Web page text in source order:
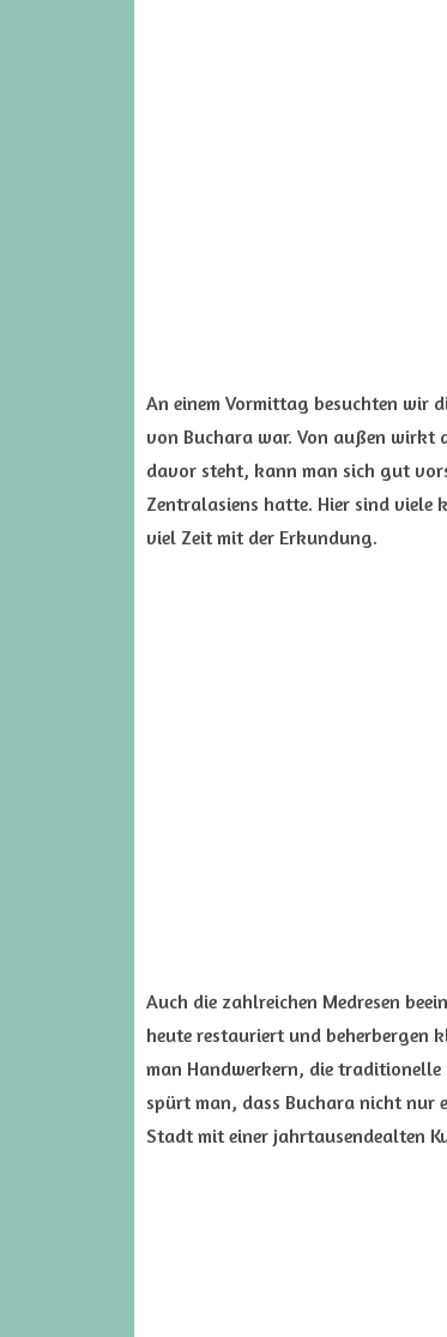
An einem Vormittag besuchten wir
von Buchara war. Von außen wirkt
davor steht, kann man sich gut
Zentralasiens hatte. Hier sind viele
viel Zeit mit der Erkundung.
Auch die zahlreichen Medresen
heute restauriert und beherbergen
man Handwerkern, die traditionelle
spürt man, dass Buchara nicht nur
Stadt mit einer jahrtausendealten